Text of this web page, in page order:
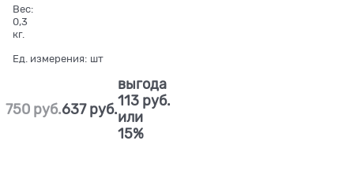
Вес:
0,3
кг.
Ед. измерения: шт
750 руб.637 руб.
выгода
113 руб.
или
15%